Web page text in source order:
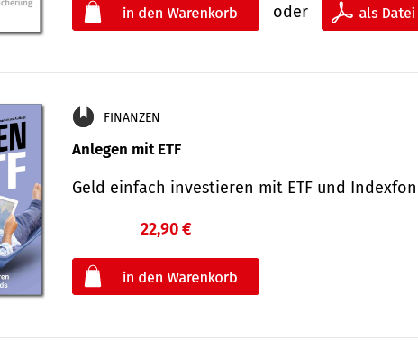
oder
FINANZEN
Anlegen mit ETF
Geld einfach investieren mit ETF und
22,90 €